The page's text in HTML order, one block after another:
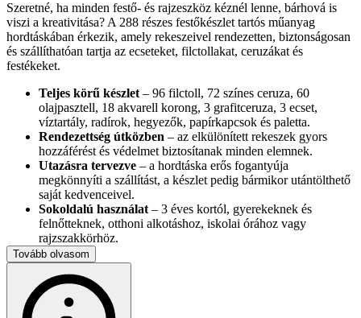
Szeretné, ha minden festő- és rajzeszköz kéznél lenne, bárhová is
viszi a kreativitása? A 288 részes festőkészlet tartós műanyag
hordtáskában érkezik, amely rekeszeivel rendezetten, biztonságosan
és szállíthatóan tartja az ecseteket, filctollakat, ceruzákat és
festékeket.
Teljes körű készlet – 96 filctoll, 72 színes ceruza, 60
olajpasztell, 18 akvarell korong, 3 grafitceruza, 3 ecset,
víztartály, radírok, hegyezők, papírkapcsok és paletta.
Rendezettség útközben – az elkülönített rekeszek gyors
hozzáférést és védelmet biztosítanak minden elemnek.
Utazásra tervezve – a hordtáska erős fogantyúja
megkönnyíti a szállítást, a készlet pedig bármikor utántölthető
saját kedvenceivel.
Sokoldalú használat – 3 éves kortól, gyerekeknek és
felnőtteknek, otthoni alkotáshoz, iskolai órához vagy
rajzszakkörhöz.
Fejlődés és szórakozás
és a kreatív gondolkodás fejlesztését.
Műszaki adatok
Tovább olvasom